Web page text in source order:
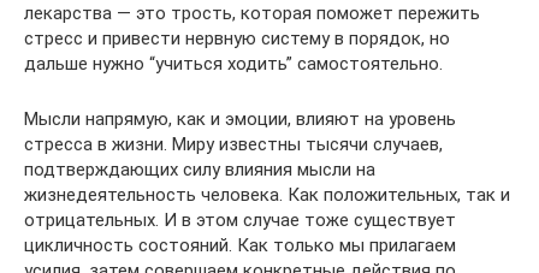
лекарства — это трость, которая поможет пережить
стресс и привести нервную систему в порядок, но
дальше нужно “учиться ходить” самостоятельно.
Мысли напрямую, как и эмоции, влияют на уровень
стресса в жизни. Миру известны тысячи случаев,
подтверждающих силу влияния мысли на
жизнедеятельность человека. Как положительных, так и
отрицательных. И в этом случае тоже существует
цикличность состояний. Как только мы прилагаем